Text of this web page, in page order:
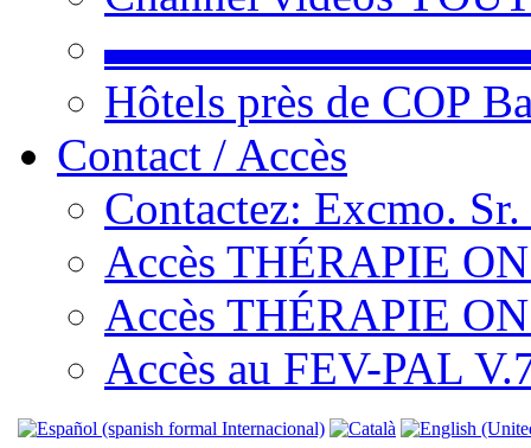
Hôtels près de COP
Contact / Accès
Contactez: Excmo.
Accès THÉRAPIE
Accès THÉRAPIE
Accès au FEV-PAL